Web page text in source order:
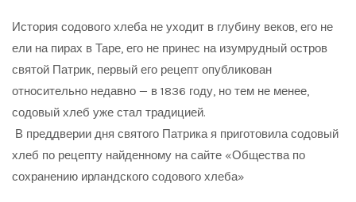
История содового хлеба не уходит в глубину веков, его не
ели на пирах в Таре, его не принес на изумрудный остров
святой Патрик, первый его рецепт опубликован
относительно недавно — в 1836 году, но тем не менее,
содовый хлеб уже стал традицией.
В преддверии дня святого Патрика я приготовила содовый
хлеб по рецепту найденному на сайте «Общества по
сохранению ирландского содового хлеба»